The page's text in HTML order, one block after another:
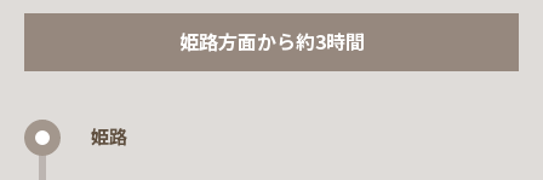
姫路方面から約3時間
姫路